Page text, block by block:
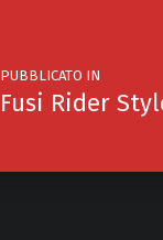
PUBBLICATO IN
Fusi Rider